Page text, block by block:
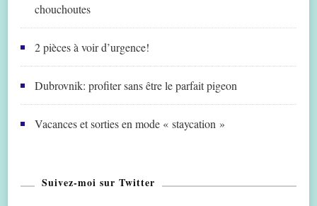
chouchoutes
2 pièces à voir d’urgence!
Dubrovnik: profiter sans être le parfait pigeon
Vacances et sorties en mode « staycation »
Suivez-moi sur Twitter